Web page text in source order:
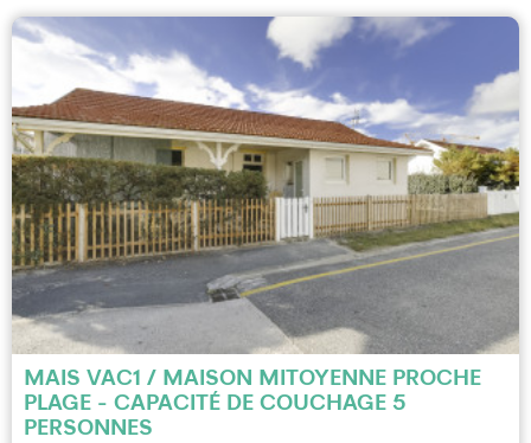
MAIS VAC1 / MAISON MITOYENNE PROCHE
PLAGE - CAPACITÉ DE COUCHAGE 5
PERSONNES